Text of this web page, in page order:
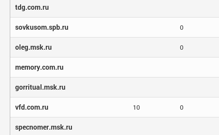
tdg.com.ru
sovkusom.spb.ru 0
oleg.msk.ru 0
memory.com.ru
gorritual.msk.ru
vfd.com.ru 10 0
specnomer.msk.ru